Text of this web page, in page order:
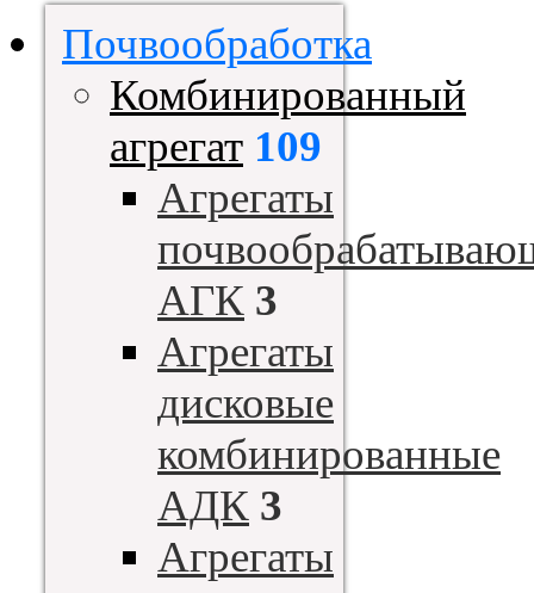
Почвообработка
Комбинированный
агрегат 109
Агрегаты
АГК 3
Агрегаты
дисковые
комбинированные
АДК 3
Агрегаты